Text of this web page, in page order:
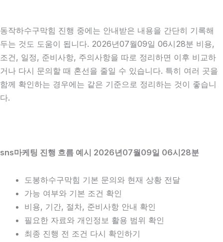
동작하수구막힘 진행 중에는 안내받은 내용을 간단히 기록해
두는 것도 도움이 됩니다. 2026년07월09일 06시28분 비용,
조건, 일정, 준비사항, 주의사항을 따로 정리하면 이후 비교하
거나 다시 문의할 때 혼선을 줄일 수 있습니다. 특히 여러 곳을
함께 확인하는 경우에는 같은 기준으로 정리하는 것이 좋습니
다.
sns마케팅 진행 흐름 예시 2026년07월09일 06시28분
도봉하수구막힘 기본 문의와 현재 상황 전달
가능 여부와 기본 조건 확인
비용, 기간, 절차, 준비사항 안내 확인
필요한 자료와 개인정보 활용 범위 확인
최종 진행 전 조건 다시 확인하기